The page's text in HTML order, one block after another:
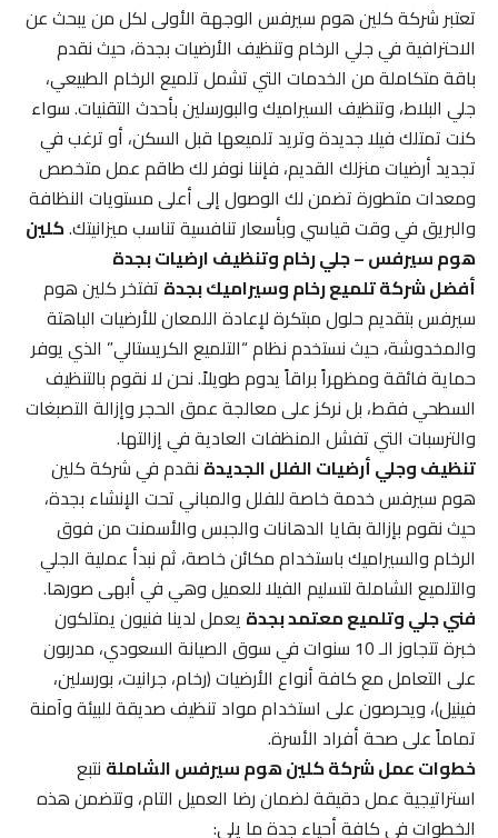
تعتبر شركة كلين هوم سيرفس الوجهة الأولى لكل من يبحث عن
الاحترافية في جلي الرخام وتنظيف الأرضيات بجدة، حيث نقدم
باقة متكاملة من الخدمات التي تشمل تلميع الرخام الطبيعي،
جلي البلاط، وتنظيف السيراميك والبورسلين بأحدث التقنيات. سواء
كنت تمتلك فيلا جديدة وتريد تلميعها قبل السكن، أو ترغب في
تجديد أرضيات منزلك القديم، فإننا نوفر لك طاقم عمل متخصص
ومعدات متطورة تضمن لك الوصول إلى أعلى مستويات النظافة
والبريق في وقت قياسي وبأسعار تنافسية تناسب ميزانيتك.كلين
هوم سيرفس – جلي رخام وتنظيف ارضيات بجدة
أفضل شركة تلميع رخام وسيراميك بجدةتفتخر كلين هوم
سيرفس بتقديم حلول مبتكرة لإعادة اللمعان للأرضيات الباهتة
والمخدوشة، حيث نستخدم نظام “التلميع الكريستالي” الذي يوفر
حماية فائقة ومظهراً براقاً يدوم طويلاً. نحن لا نقوم بالتنظيف
السطحي فقط، بل نركز على معالجة عمق الحجر وإزالة التصبغات
والترسبات التي تفشل المنظفات العادية في إزالتها.
تنظيف وجلي أرضيات الفلل الجديدةنقدم في شركة كلين
هوم سيرفس خدمة خاصة للفلل والمباني تحت الإنشاء بجدة،
حيث نقوم بإزالة بقايا الدهانات والجبس والأسمنت من فوق
الرخام والسيراميك باستخدام مكائن خاصة، ثم نبدأ عملية الجلي
والتلميع الشاملة لتسليم الفيلا للعميل وهي في أبهى صورها.
فني جلي وتلميع معتمد بجدةيعمل لدينا فنيون يمتلكون
خبرة تتجاوز الـ 10 سنوات في سوق الصيانة السعودي، مدربون
على التعامل مع كافة أنواع الأرضيات (رخام، جرانيت، بورسلين،
فينيل)، ويحرصون على استخدام مواد تنظيف صديقة للبيئة وآمنة
تماماً على صحة أفراد الأسرة.
خطوات عمل شركة كلين هوم سيرفس الشاملةنتبع
استراتيجية عمل دقيقة لضمان رضا العميل التام، وتتضمن هذه
الخطوات في كافة أحياء جدة ما يلي: